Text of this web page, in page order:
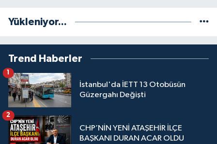
Yükleniyor...
Trend Haberler
İstanbul'da İETT 13 Otobüsün
Güzergahı Değişti
1
CHP’NİN YENİ ATAŞEHİR İLÇE
BAŞKANI DURAN ACAR OLDU
2